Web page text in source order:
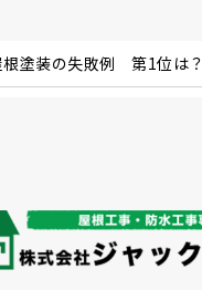
根塗装の失敗例 第1位は？